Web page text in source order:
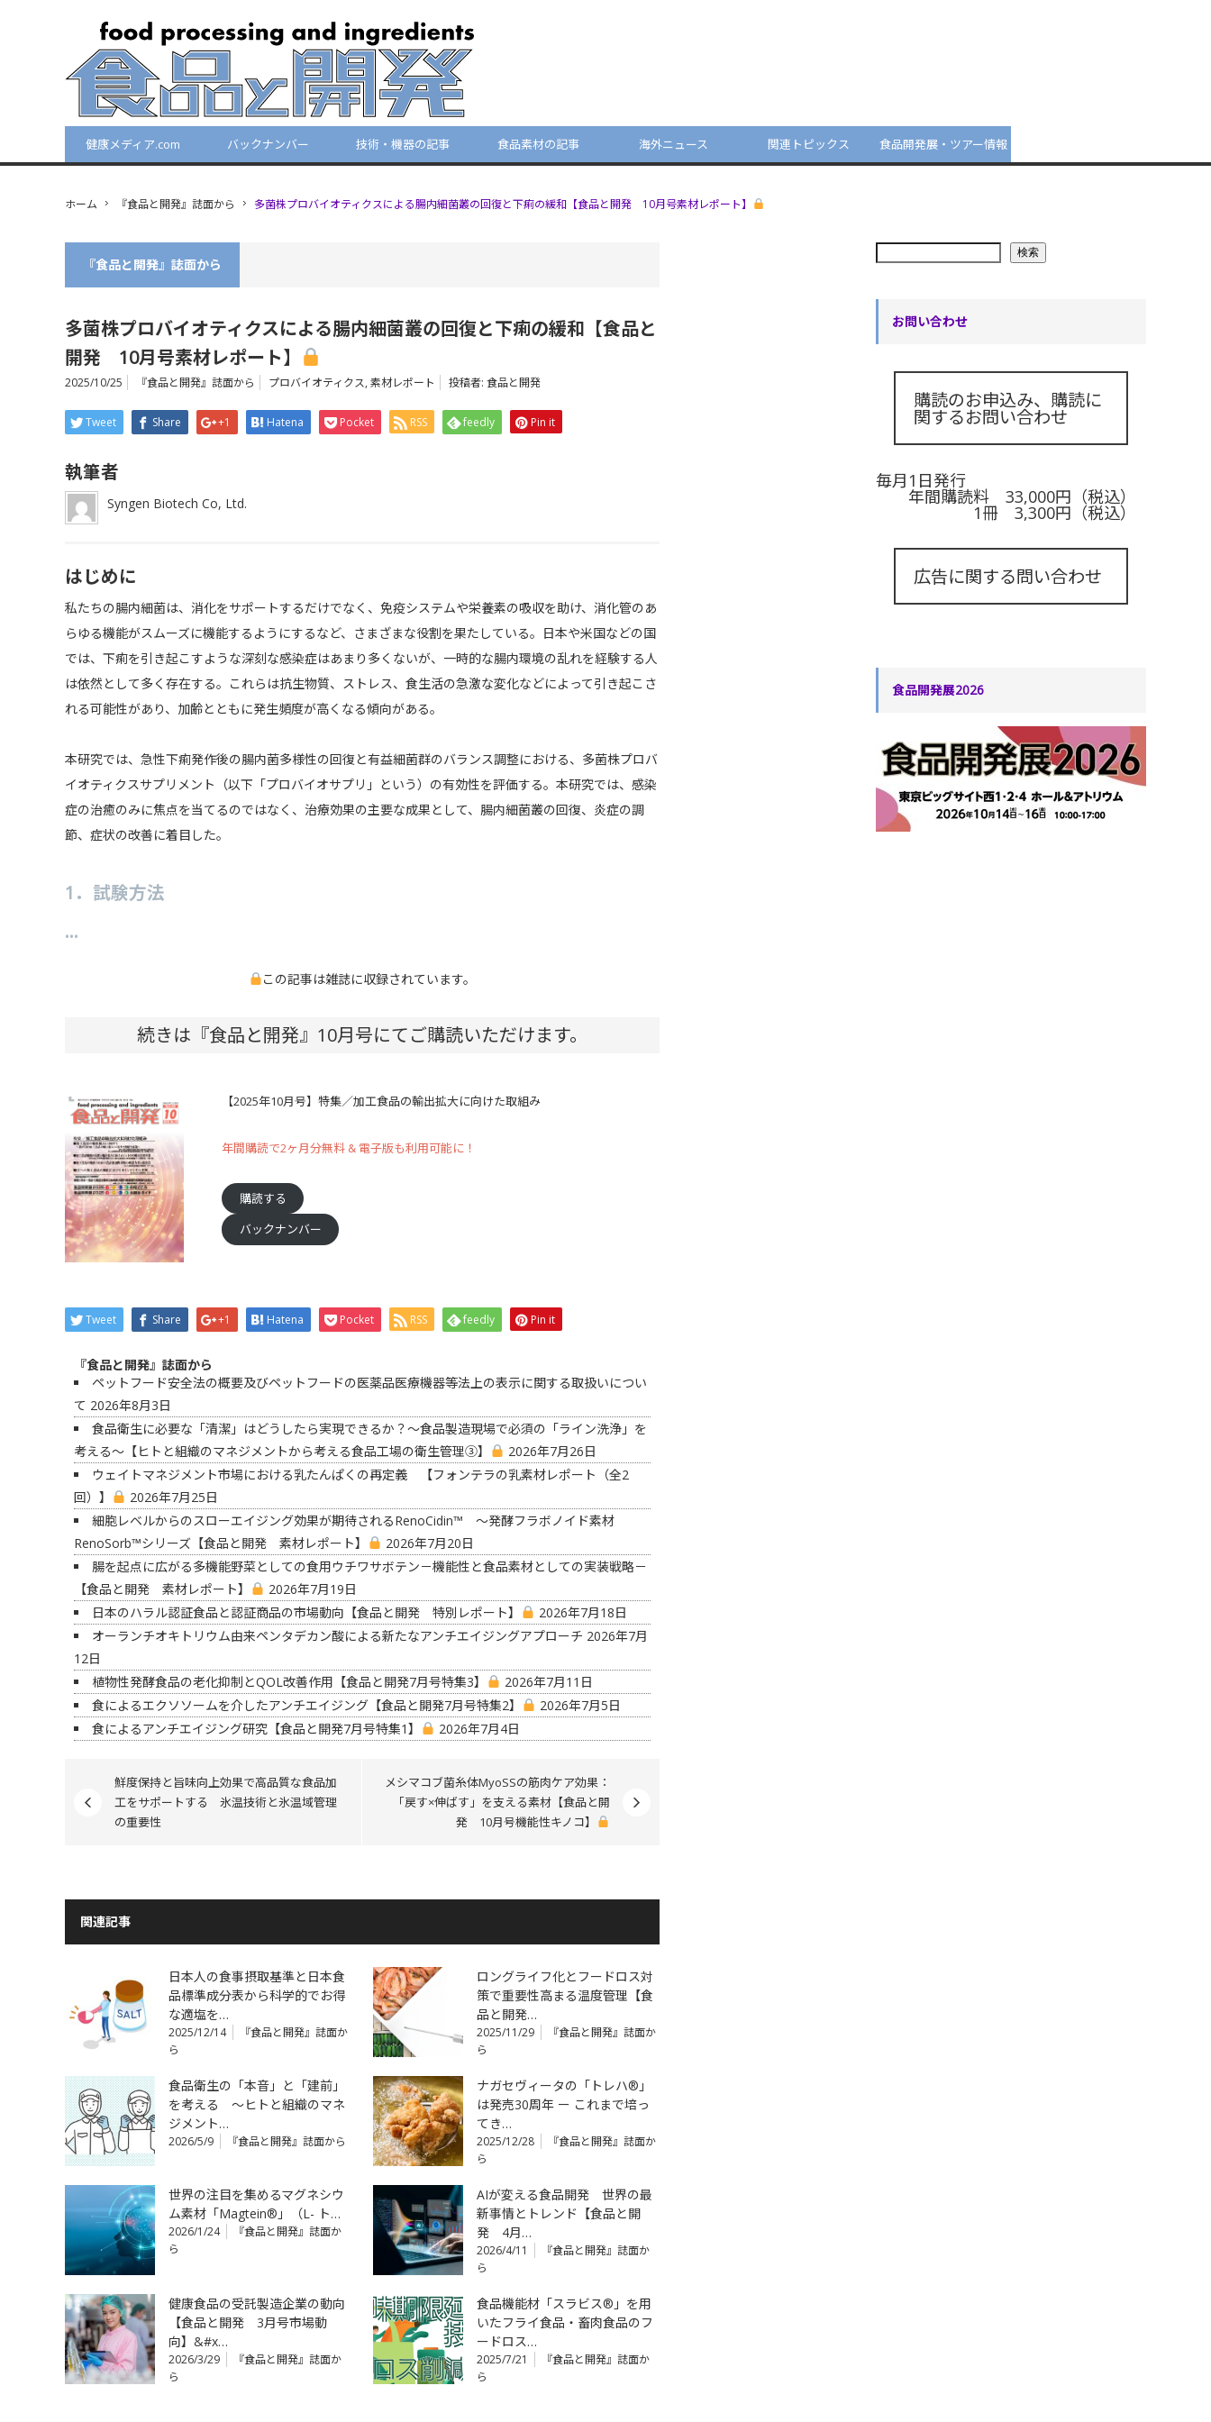
健康メディア.com バックナンバー 技術・機器の記事 食品素材の記事 海外ニュース 関連トピックス 食品開発展・ツアー情報
ホーム 『食品と開発』誌面から 多菌株プロバイオティクスによる腸内細菌叢の回復と下痢の緩和【食品と開発 10月号素材レポート】
『食品と開発』誌面から
多菌株プロバイオティクスによる腸内細菌叢の回復と下痢の緩和【食品と
開発 10月号素材レポート】
2025/10/25 『食品と開発』誌面から プロバイオティクス, 素材レポート 投稿者: 食品と開発
Tweet Share +1 Hatena Pocket RSS feedly Pin it
執筆者
Syngen Biotech Co, Ltd.
はじめに
私たちの腸内細菌は、消化をサポートするだけでなく、免疫システムや栄養素の吸収を助け、消化管のあ
らゆる機能がスムーズに機能するようにするなど、さまざまな役割を果たしている。日本や米国などの国
では、下痢を引き起こすような深刻な感染症はあまり多くないが、一時的な腸内環境の乱れを経験する人
は依然として多く存在する。これらは抗生物質、ストレス、食生活の急激な変化などによって引き起こさ
れる可能性があり、加齢とともに発生頻度が高くなる傾向がある。
本研究では、急性下痢発作後の腸内菌多様性の回復と有益細菌群のバランス調整における、多菌株プロバ
イオティクスサプリメント（以下「プロバイオサプリ」という）の有効性を評価する。本研究では、感染
症の治癒のみに焦点を当てるのではなく、治療効果の主要な成果として、腸内細菌叢の回復、炎症の調
節、症状の改善に着目した。
1．試験方法
…
この記事は雑誌に収録されています。
続きは『食品と開発』10月号にてご購読いただけます。
【2025年10月号】特集／加工食品の輸出拡大に向けた取組み
年間購読で2ヶ月分無料 & 電子版も利用可能に！
購読する
バックナンバー
Tweet Share +1 Hatena Pocket RSS feedly Pin it
『食品と開発』誌面から
ペットフード安全法の概要及びペットフードの医薬品医療機器等法上の表示に関する取扱いについ
て 2026年8月3日
食品衛生に必要な「清潔」はどうしたら実現できるか？〜食品製造現場で必須の「ライン洗浄」を
考える〜【ヒトと組織のマネジメントから考える食品工場の衛生管理③】
2026年7月26日
ウェイトマネジメント市場における乳たんぱくの再定義 【フォンテラの乳素材レポート（全2
回）】
2026年7月25日
細胞レベルからのスローエイジング効果が期待されるRenoCidin™ ～発酵フラボノイド素材
RenoSorb™シリーズ【食品と開発 素材レポート】
2026年7月20日
腸を起点に広がる多機能野菜としての食用ウチワサボテン－機能性と食品素材としての実装戦略－
【食品と開発 素材レポート】
2026年7月19日
日本のハラル認証食品と認証商品の市場動向【食品と開発 特別レポート】
2026年7月18日
オーランチオキトリウム由来ペンタデカン酸による新たなアンチエイジングアプローチ 2026年7月
12日
植物性発酵食品の老化抑制とQOL改善作用【食品と開発7月号特集3】
2026年7月11日
食によるエクソソームを介したアンチエイジング【食品と開発7月号特集2】
2026年7月5日
食によるアンチエイジング研究【食品と開発7月号特集1】
2026年7月4日
鮮度保持と旨味向上効果で高品質な食品加
工をサポートする 氷温技術と氷温域管理
の重要性
メシマコブ菌糸体MyoSSの筋肉ケア効果：
「戻す×伸ばす」を支える素材【食品と開
発 10月号機能性キノコ】
関連記事
日本人の食事摂取基準と日本食
品標準成分表から科学的でお得
な適塩を…
2025/12/14
『食品と開発』誌面か
ら
ロングライフ化とフードロス対
策で重要性高まる温度管理【食
品と開発…
2025/11/29
『食品と開発』誌面か
ら
食品衛生の「本音」と「建前」
を考える ～ヒトと組織のマネ
ジメント…
2026/5/9 『食品と開発』誌面から
ナガセヴィータの「トレハ®」
は発売30周年 ー これまで培っ
てき…
2025/12/28
『食品と開発』誌面か
ら
世界の注目を集めるマグネシウ
ム素材「Magtein®」（L- ト…
2026/1/24
『食品と開発』誌面か
ら
AIが変える食品開発 世界の最
新事情とトレンド【食品と開
発 4月…
2026/4/11
『食品と開発』誌面か
ら
健康食品の受託製造企業の動向
【食品と開発 3月号市場動
向】&#x…
2026/3/29
『食品と開発』誌面か
ら
食品機能材「スラビス®」を用
いたフライ食品・畜肉食品のフ
ードロス…
2025/7/21
『食品と開発』誌面か
ら
検索
お問い合わせ
購読のお申込み、購読に
関するお問い合わせ
毎月1日発行
年間購読料 33,000円（税込）
1冊 3,300円（税込）
広告に関する問い合わせ
食品開発展2026